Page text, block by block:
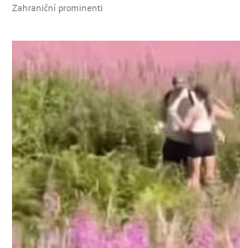
Zahraniční prominenti